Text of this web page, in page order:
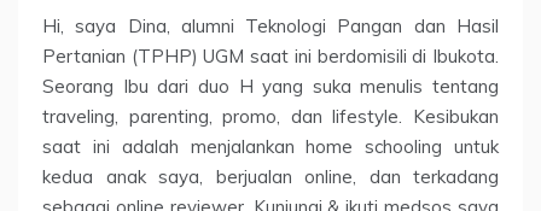
Hi, saya Dina, alumni Teknologi Pangan dan Hasil
Pertanian (TPHP) UGM saat ini berdomisili di Ibukota.
Seorang Ibu dari duo H yang suka menulis tentang
traveling, parenting, promo, dan lifestyle. Kesibukan
saat ini adalah menjalankan home schooling untuk
kedua anak saya, berjualan online, dan terkadang